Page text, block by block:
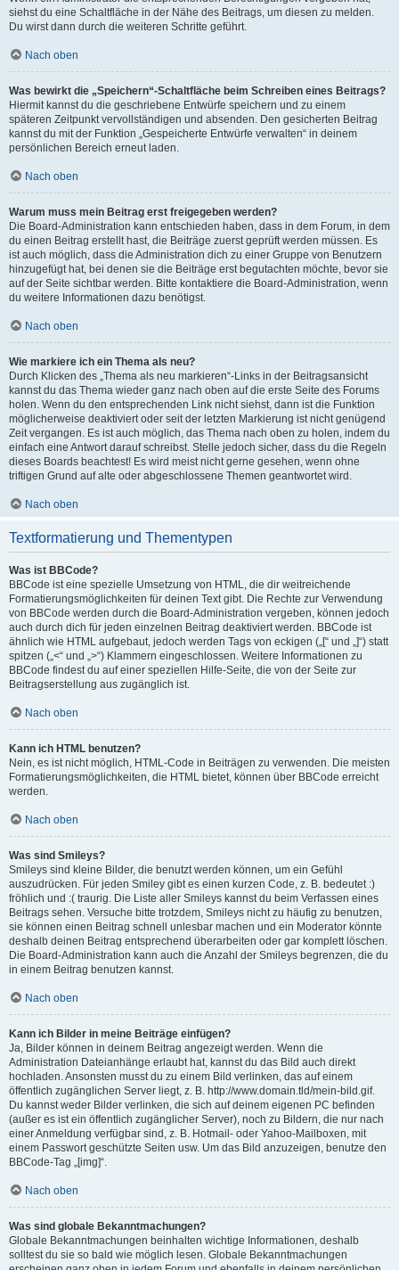
siehst du eine Schaltfläche in der Nähe des Beitrags, um diesen zu melden.
Du wirst dann durch die weiteren Schritte geführt.
Nach oben
Was bewirkt die „Speichern“-Schaltfläche beim Schreiben eines Beitrags?
Hiermit kannst du die geschriebene Entwürfe speichern und zu einem
späteren Zeitpunkt vervollständigen und absenden. Den gesicherten Beitrag
kannst du mit der Funktion „Gespeicherte Entwürfe verwalten“ in deinem
persönlichen Bereich erneut laden.
Nach oben
Warum muss mein Beitrag erst freigegeben werden?
Die Board-Administration kann entschieden haben, dass in dem Forum, in dem
du einen Beitrag erstellt hast, die Beiträge zuerst geprüft werden müssen. Es
ist auch möglich, dass die Administration dich zu einer Gruppe von Benutzern
hinzugefügt hat, bei denen sie die Beiträge erst begutachten möchte, bevor sie
auf der Seite sichtbar werden. Bitte kontaktiere die Board-Administration, wenn
du weitere Informationen dazu benötigst.
Nach oben
Wie markiere ich ein Thema als neu?
Durch Klicken des „Thema als neu markieren“-Links in der Beitragsansicht
kannst du das Thema wieder ganz nach oben auf die erste Seite des Forums
holen. Wenn du den entsprechenden Link nicht siehst, dann ist die Funktion
möglicherweise deaktiviert oder seit der letzten Markierung ist nicht genügend
Zeit vergangen. Es ist auch möglich, das Thema nach oben zu holen, indem du
einfach eine Antwort darauf schreibst. Stelle jedoch sicher, dass du die Regeln
dieses Boards beachtest! Es wird meist nicht gerne gesehen, wenn ohne
triftigen Grund auf alte oder abgeschlossene Themen geantwortet wird.
Nach oben
Textformatierung und Thementypen
Was ist BBCode?
BBCode ist eine spezielle Umsetzung von HTML, die dir weitreichende
Formatierungsmöglichkeiten für deinen Text gibt. Die Rechte zur Verwendung
von BBCode werden durch die Board-Administration vergeben, können jedoch
auch durch dich für jeden einzelnen Beitrag deaktiviert werden. BBCode ist
ähnlich wie HTML aufgebaut, jedoch werden Tags von eckigen („[“ und „]“) statt
spitzen („<“ und „>“) Klammern eingeschlossen. Weitere Informationen zu
BBCode findest du auf einer speziellen Hilfe-Seite, die von der Seite zur
Beitragserstellung aus zugänglich ist.
Nach oben
Kann ich HTML benutzen?
Nein, es ist nicht möglich, HTML-Code in Beiträgen zu verwenden. Die meisten
Formatierungsmöglichkeiten, die HTML bietet, können über BBCode erreicht
werden.
Nach oben
Was sind Smileys?
Smileys sind kleine Bilder, die benutzt werden können, um ein Gefühl
auszudrücken. Für jeden Smiley gibt es einen kurzen Code, z. B. bedeutet :)
fröhlich und :( traurig. Die Liste aller Smileys kannst du beim Verfassen eines
Beitrags sehen. Versuche bitte trotzdem, Smileys nicht zu häufig zu benutzen,
sie können einen Beitrag schnell unlesbar machen und ein Moderator könnte
deshalb deinen Beitrag entsprechend überarbeiten oder gar komplett löschen.
Die Board-Administration kann auch die Anzahl der Smileys begrenzen, die du
in einem Beitrag benutzen kannst.
Nach oben
Kann ich Bilder in meine Beiträge einfügen?
Ja, Bilder können in deinem Beitrag angezeigt werden. Wenn die
Administration Dateianhänge erlaubt hat, kannst du das Bild auch direkt
hochladen. Ansonsten musst du zu einem Bild verlinken, das auf einem
öffentlich zugänglichen Server liegt, z. B. http://www.domain.tld/mein-bild.gif.
Du kannst weder Bilder verlinken, die sich auf deinem eigenen PC befinden
(außer es ist ein öffentlich zugänglicher Server), noch zu Bildern, die nur nach
einer Anmeldung verfügbar sind, z. B. Hotmail- oder Yahoo-Mailboxen, mit
einem Passwort geschützte Seiten usw. Um das Bild anzuzeigen, benutze den
BBCode-Tag „[img]“.
Nach oben
Was sind globale Bekanntmachungen?
Globale Bekanntmachungen beinhalten wichtige Informationen, deshalb
solltest du sie so bald wie möglich lesen. Globale Bekanntmachungen